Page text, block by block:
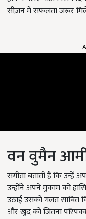
सीज़न में सफलता जरूर
वन वुमैन
संगीता बताती हैं कि उन्हें
उन्होंने अपने मुकाम को
उठाई उसको गलत साबित
और खुद को जितना